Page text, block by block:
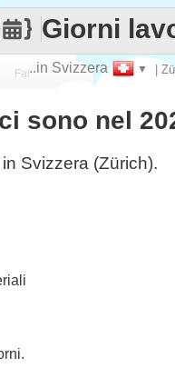
Fai
contare
..in Svizzera ▼ |
Giorni
sono nel
Svizzera (Zürich).